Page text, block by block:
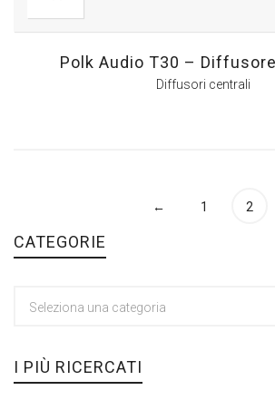
Polk Audio T30 –
Diffusori centrali
← 1 2
CATEGORIE
Seleziona una categoria
I PIÙ RICERCATI